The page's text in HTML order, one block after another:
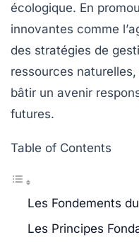
écologique. En
innovantes comme l’
des stratégies de
ressources
bâtir un avenir
futures.
Table of Contents
Les Fondements
Les Principes